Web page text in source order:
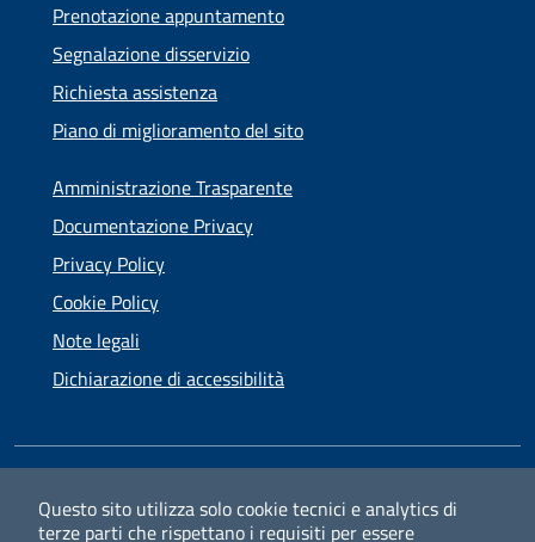
Questo sito utilizza solo cookie tecnici e analytics di
terze parti che rispettano i requisiti per essere
Prenotazione appuntamento
Segnalazione disservizio
Richiesta assistenza
Piano di miglioramento del sito
Amministrazione Trasparente
Documentazione Privacy
Privacy Policy
Cookie Policy
Note legali
Dichiarazione di accessibilità
FacebookInstagram